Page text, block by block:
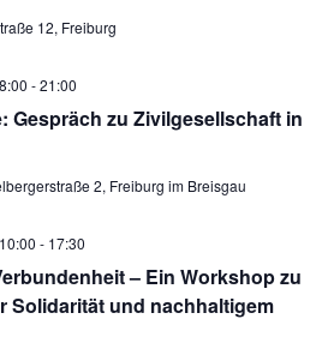
12, Freiburg
Gespräch zu Zivilgesellschaft in
-21:00
2, Freiburg im Breisgau
– Ein Workshop zu
Solidarität und nachhaltigem
- 17:30